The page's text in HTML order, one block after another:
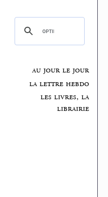
au jour le jour
la lettre hebdo
les livres, la
librairie